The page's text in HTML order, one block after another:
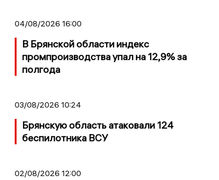
04/08/2026 16:00
В Брянской области индекс
промпроизводства упал на 12,9% за
полгода
03/08/2026 10:24
Брянскую область атаковали 124
беспилотника ВСУ
02/08/2026 12:00